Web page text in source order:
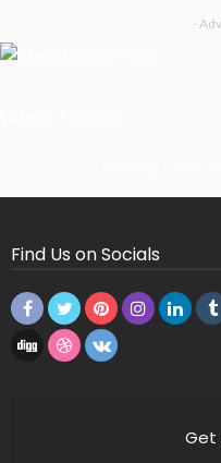
-
Find Us on Socials
Get